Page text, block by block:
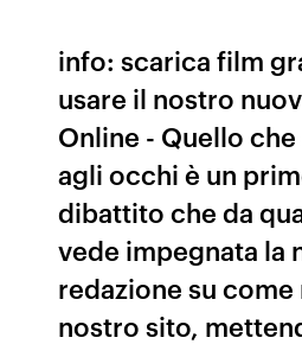
info: scarica film
usare il nostro
Online - Quello
agli occhi è un
dibattito che da
vede impegnata la
redazione su
nostro sito,